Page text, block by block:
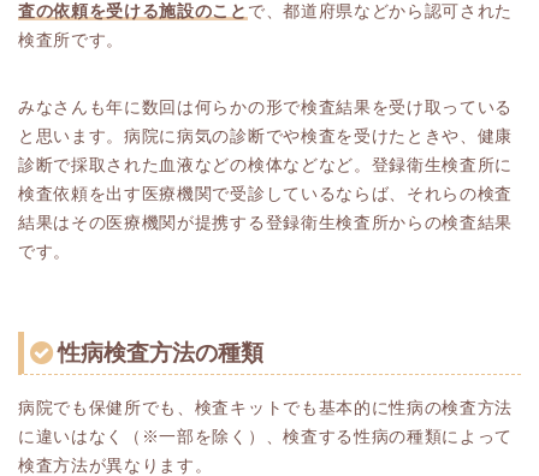
査の依頼を受ける施設のこと で、都道府県などから認可された
検査所です。
みなさんも年に数回は何らかの形で検査結果を受け取っている
と思います。病院に病気の診断でや検査を受けたときや、健康
診断で採取された血液などの検体などなど。登録衛生検査所に
検査依頼を出す医療機関で受診しているならば、それらの検査
結果はその医療機関が提携する登録衛生検査所からの検査結果
です。
性病検査方法の種類
病院でも保健所でも、検査キットでも基本的に性病の検査方法
に違いはなく（※一部を除く）、検査する性病の種類によって
検査方法が異なります。